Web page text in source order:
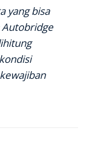
yang bisa
Autobridge